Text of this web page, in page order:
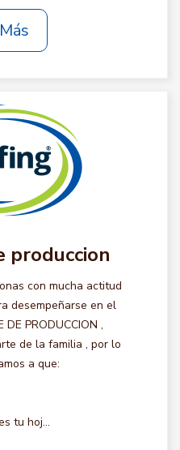
produccion
con mucha actitud
desempeñarse en el
PRODUCCION ,
de la familia , por lo
a que:
tu hoj...